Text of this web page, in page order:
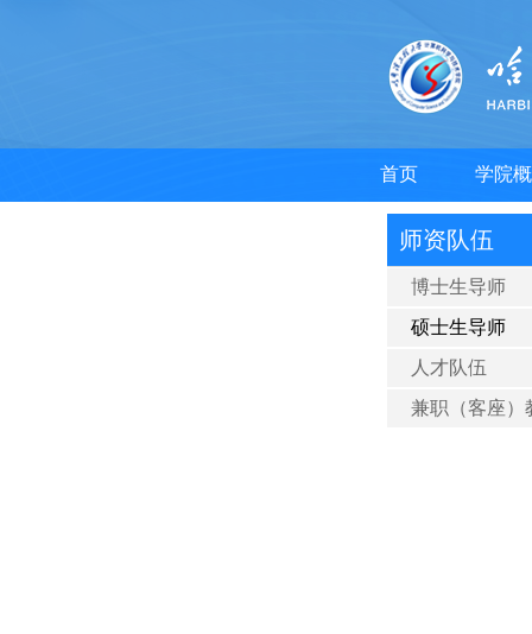
首页 学院
师资队伍
博士生导师
硕士生导师
人才队伍
兼职（客座）